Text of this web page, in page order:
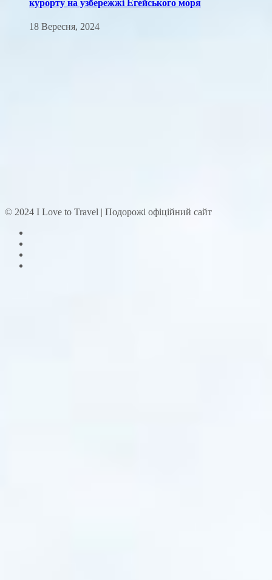
курорту на узбережжі Егейського моря
18 Вересня, 2024
© 2024 I Love to Travel | Подорожі офіційний сайт